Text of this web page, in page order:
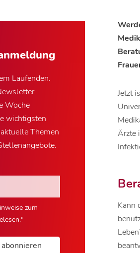
Laufenden.
Woche
wichtigsten
Themen
zum
Jetzt
Ärzte
Kann